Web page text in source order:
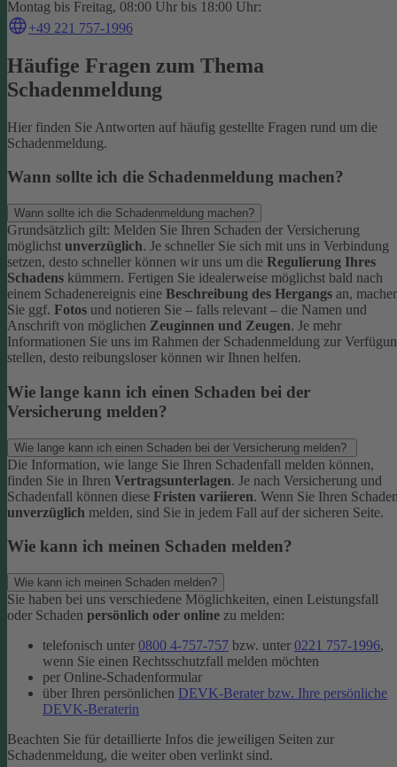
Montag bis Freitag, 08:00 Uhr bis 18:00 Uhr:
+49 221 757-1996
Häufige Fragen zum Thema
Schadenmeldung
Hier finden Sie Antworten auf häufig gestellte Fragen rund um die
Schadenmeldung.
Wann sollte ich die Schadenmeldung machen?
Wann sollte ich die Schadenmeldung machen?
Grundsätzlich gilt: Melden Sie Ihren Schaden der Versicherung
möglichst unverzüglich. Je schneller Sie sich mit uns in Verbindung
setzen, desto schneller können wir uns um die Regulierung Ihres
Schadens kümmern. Fertigen Sie idealerweise möglichst bald nach
einem Schadenereignis eine Beschreibung des Hergangs an,
Sie ggf. Fotos und notieren Sie – falls relevant – die Namen und
Anschrift von möglichen Zeuginnen und Zeugen. Je mehr
Informationen Sie uns im Rahmen der Schadenmeldung zur
stellen, desto reibungsloser können wir Ihnen helfen.
Wie lange kann ich einen Schaden bei der
Versicherung melden?
Wie lange kann ich einen Schaden bei der Versicherung melden?
Die Information, wie lange Sie Ihren Schadenfall melden können,
finden Sie in Ihren Vertragsunterlagen. Je nach Versicherung und
Schadenfall können diese Fristen variieren. Wenn Sie Ihren
unverzüglich melden, sind Sie in jedem Fall auf der sicheren Seite.
Wie kann ich meinen Schaden melden?
Wie kann ich meinen Schaden melden?
Sie haben bei uns verschiedene Möglichkeiten, einen Leistungsfall
oder Schaden persönlich oder online zu melden:
telefonisch unter 0800 4-757-757 bzw. unter 0221 757-1996,
wenn Sie einen Rechtsschutzfall melden möchten
per Online-Schadenformular
über Ihren persönlichen DEVK-Berater bzw. Ihre persönliche
DEVK-Beraterin
Beachten Sie für detaillierte Infos die jeweiligen Seiten zur
Schadenmeldung, die weiter oben verlinkt sind.